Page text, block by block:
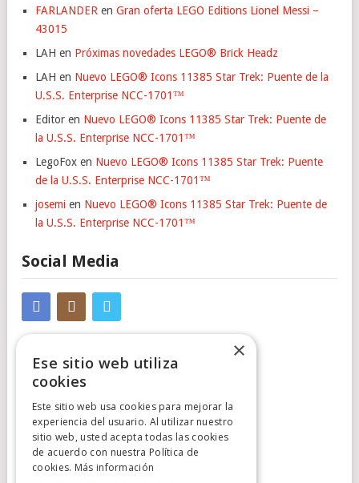
FARLANDER en Gran oferta LEGO Editions Lionel Messi –
43015
LAH en Próximas novedades LEGO® Brick Headz
LAH en Nuevo LEGO® Icons 11385 Star Trek: Puente de la
U.S.S. Enterprise NCC-1701™
Editor en Nuevo LEGO® Icons 11385 Star Trek: Puente de
la U.S.S. Enterprise NCC-1701™
LegoFox en Nuevo LEGO® Icons 11385 Star Trek: Puente
de la U.S.S. Enterprise NCC-1701™
josemi en Nuevo LEGO® Icons 11385 Star Trek: Puente de
la U.S.S. Enterprise NCC-1701™
Social Media
Cumplimiento Normativo
Aviso Legal
×
Ese sitio web utiliza
cookies
Este sitio web usa cookies para mejorar la
experiencia del usuario. Al utilizar nuestro
sitio web, usted acepta todas las cookies
de acuerdo con nuestra Política de
cookies. Más información